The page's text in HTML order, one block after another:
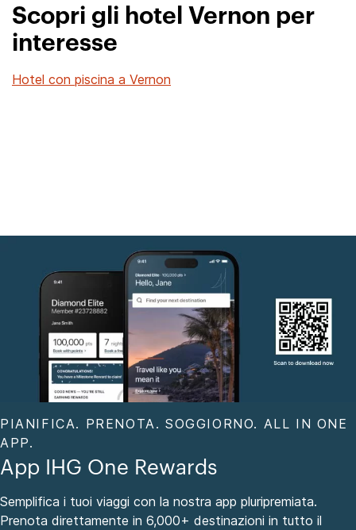
Scopri gli hotel Vernon per
interesse
Hotel con piscina a Vernon
PIANIFICA. PRENOTA. SOGGIORNO. ALL IN ONE
APP.
App IHG One Rewards
Semplifica i tuoi viaggi con la nostra app pluripremiata.
Prenota direttamente in 6,000+ destinazioni in tutto il